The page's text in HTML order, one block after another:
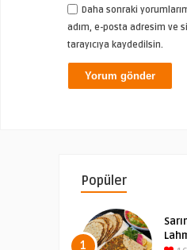
Daha sonraki
adım, e-posta adresim ve
tarayıcıya kaydedilsin.
Popüler
1